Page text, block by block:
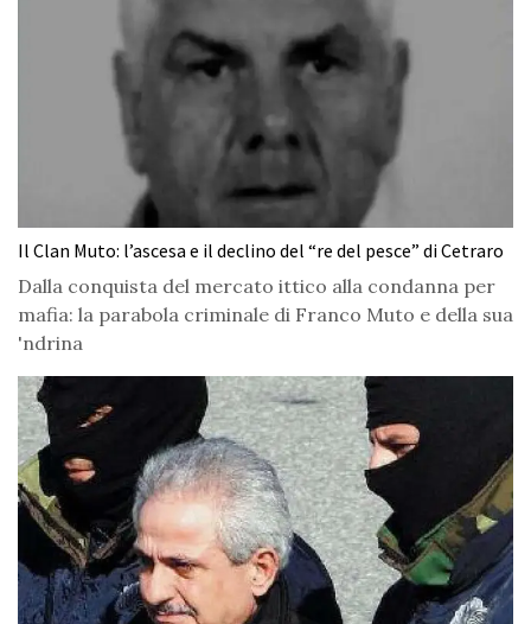
Il Clan Muto: l’ascesa e il declino del “re del pesce” di Cetraro
Dalla conquista del mercato ittico alla condanna per
mafia: la parabola criminale di Franco Muto e della sua
'ndrina